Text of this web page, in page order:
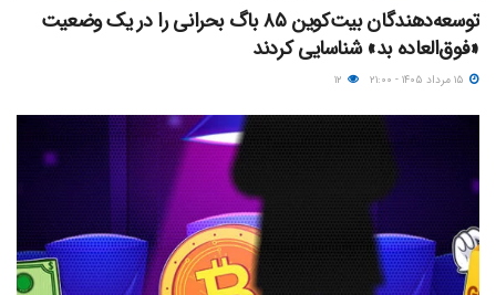
توسعه‌دهندگان بیت‌کوین ۸۵ باگ بحرانی را در یک وضعیت
«فوق‌العاده بد» شناسایی کردند